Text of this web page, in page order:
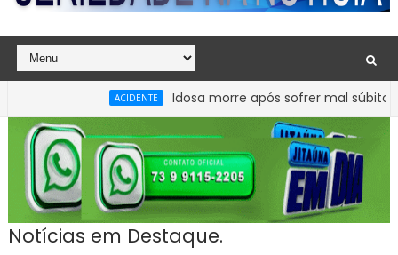
Idosa morre após sofrer mal súbito no Centro
Notícias em Destaque.